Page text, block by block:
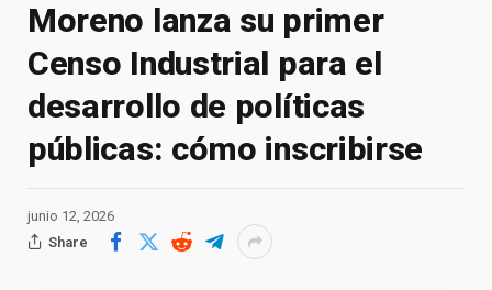
Moreno lanza su primer
Censo Industrial para el
desarrollo de políticas
públicas: cómo inscribirse
junio 12, 2026
Share